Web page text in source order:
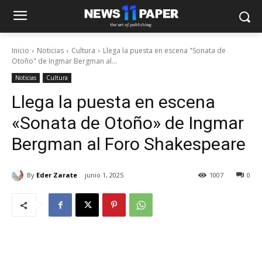
Inicio Noticias Cultura
Llega la puesta en escena "Sonata de
Otoño" de Ingmar Bergman al...
Noticias Cultura
Llega la puesta en escena
«Sonata de Otoño» de Ingmar
Bergman al Foro Shakespeare
By Eder Zarate junio 1, 2025 0
1007